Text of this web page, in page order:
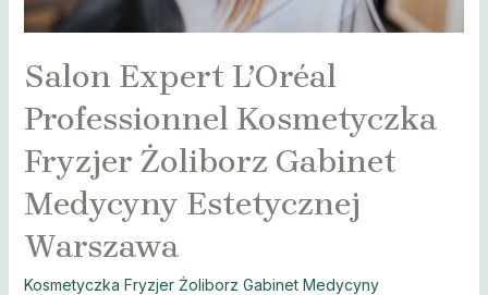
Salon Expert L’Oréal
Professionnel Kosmetyczka
Fryzjer Żoliborz Gabinet
Medycyny Estetycznej
Warszawa
Kosmetyczka Fryzjer Żoliborz Gabinet Medycyny